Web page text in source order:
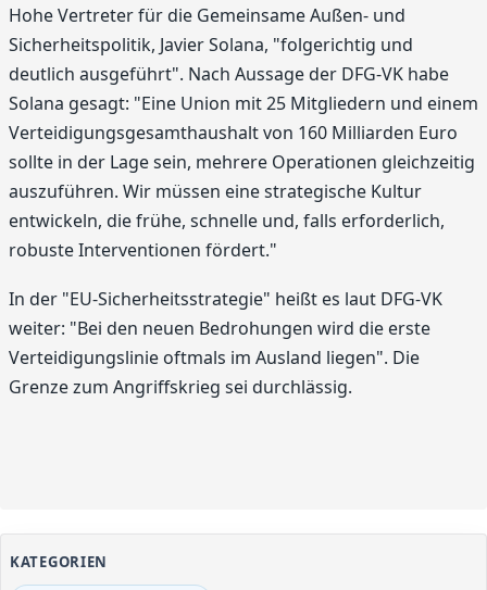
Hohe Vertreter für die Gemeinsame Außen- und
Sicherheitspolitik, Javier Solana, "folgerichtig und
deutlich ausgeführt". Nach Aussage der DFG-VK habe
Solana gesagt: "Eine Union mit 25 Mitgliedern und einem
Verteidigungsgesamthaushalt von 160 Milliarden Euro
sollte in der Lage sein, mehrere Operationen gleichzeitig
auszuführen. Wir müssen eine strategische Kultur
entwickeln, die frühe, schnelle und, falls erforderlich,
robuste Interventionen fördert."
In der "EU-Sicherheitsstrategie" heißt es laut DFG-VK
weiter: "Bei den neuen Bedrohungen wird die erste
Verteidigungslinie oftmals im Ausland liegen". Die
Grenze zum Angriffskrieg sei durchlässig.
KATEGORIEN